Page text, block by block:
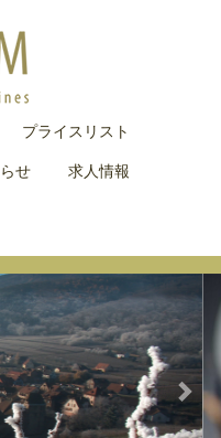
プライスリスト
せ 求人情報